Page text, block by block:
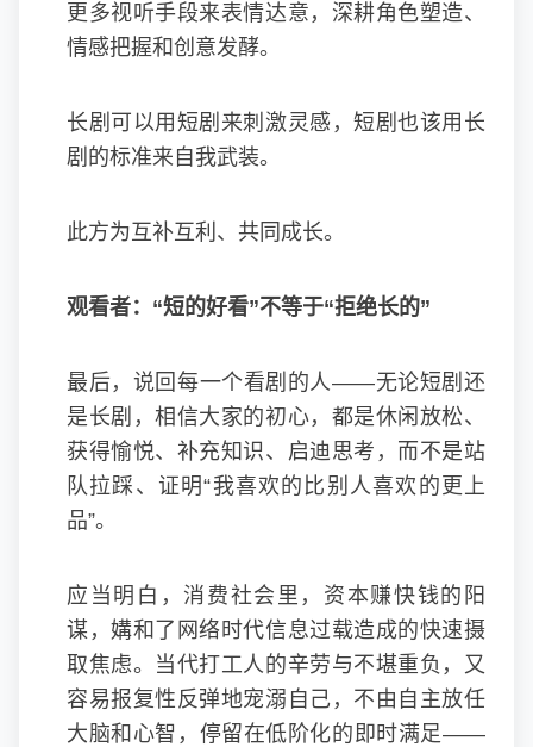
更多视听手段来表情达意，深耕角色塑造、
情感把握和创意发酵。
长剧可以用短剧来刺激灵感，短剧也该用长
剧的标准来自我武装。
此方为互补互利、共同成长。
观看者：“短的好看”不等于“拒绝长的”
最后，说回每一个看剧的人——无论短剧还
是长剧，相信大家的初心，都是休闲放松、
获得愉悦、补充知识、启迪思考，而不是站
队拉踩、证明“我喜欢的比别人喜欢的更上
品”。
应当明白，消费社会里，资本赚快钱的阳
谋，媾和了网络时代信息过载造成的快速摄
取焦虑。当代打工人的辛劳与不堪重负，又
容易报复性反弹地宠溺自己，不由自主放任
大脑和心智，停留在低阶化的即时满足——